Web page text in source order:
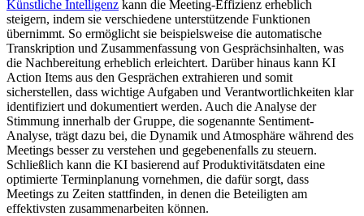
Künstliche Intelligenz kann die Meeting-Effizienz erheblich
steigern, indem sie verschiedene unterstützende Funktionen
übernimmt. So ermöglicht sie beispielsweise die automatische
Transkription und Zusammenfassung von Gesprächsinhalten, was
die Nachbereitung erheblich erleichtert. Darüber hinaus kann KI
Action Items aus den Gesprächen extrahieren und somit
sicherstellen, dass wichtige Aufgaben und Verantwortlichkeiten klar
identifiziert und dokumentiert werden. Auch die Analyse der
Stimmung innerhalb der Gruppe, die sogenannte Sentiment-
Analyse, trägt dazu bei, die Dynamik und Atmosphäre während des
Meetings besser zu verstehen und gegebenenfalls zu steuern.
Schließlich kann die KI basierend auf Produktivitätsdaten eine
optimierte Terminplanung vornehmen, die dafür sorgt, dass
Meetings zu Zeiten stattfinden, in denen die Beteiligten am
effektivsten zusammenarbeiten können.